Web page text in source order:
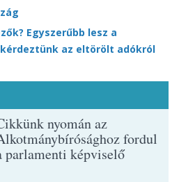
Egyszerűbb lesz a
az eltörölt adókról
nyomán az
fordul
parlamenti képviselő